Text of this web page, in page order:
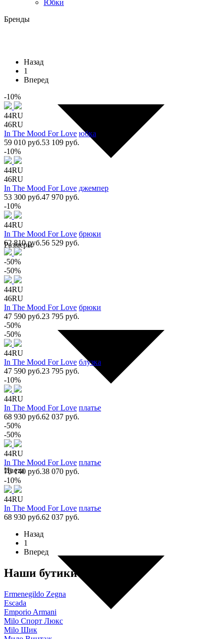
Юбки
Бренды
Размеры
Цвета
Назад
1
Вперед
-10%
44RU
46RU
In The Mood For Love юбка
59 010 руб.53 109 руб.
-10%
44RU
46RU
In The Mood For Love джемпер
53 300 руб.47 970 руб.
-10%
44RU
In The Mood For Love брюки
62 810 руб.56 529 руб.
-50%
-50%
44RU
46RU
In The Mood For Love брюки
47 590 руб.23 795 руб.
-50%
-50%
44RU
In The Mood For Love блузка
47 590 руб.23 795 руб.
-10%
44RU
In The Mood For Love платье
68 930 руб.62 037 руб.
-50%
-50%
44RU
In The Mood For Love платье
76 140 руб.38 070 руб.
-10%
44RU
In The Mood For Love платье
68 930 руб.62 037 руб.
Назад
1
Вперед
Наши бутики
Ermenegildo Zegna
Escada
Emporio Armani
Milo Спорт Люкс
Milo Шик